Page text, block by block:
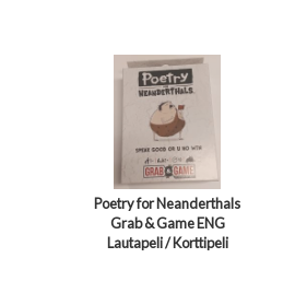
Poetry for Neanderthals
Grab & Game ENG
Lautapeli / Korttipeli